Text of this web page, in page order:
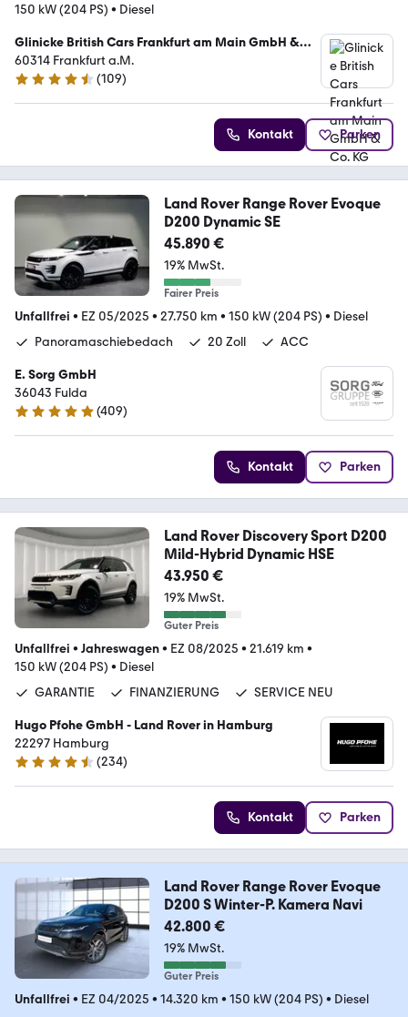
150 kW (204 PS) • Diesel
Glinicke British Cars Frankfurt am Main GmbH &
Co. KG
60314 Frankfurt a.M.
4.5 Sterne
(109)
Kontakt Parken
Land Rover Range Rover Evoque
D200 Dynamic SE
45.890 €
19% MwSt.
Fairer Preis
Unfallfrei • EZ 05/2025 • 27.750 km • 150 kW (204 PS) • Diesel
Panoramaschiebedach
20 Zoll ACC
E. Sorg GmbH
36043 Fulda
4.8 Sterne
(409)
Kontakt Parken
Land Rover Discovery Sport D200
Mild-Hybrid Dynamic HSE
43.950 €
19% MwSt.
Guter Preis
Unfallfrei • Jahreswagen• EZ 08/2025 • 21.619 km •
150 kW (204 PS) • Diesel
GARANTIE
FINANZIERUNG SERVICE NEU
Hugo Pfohe GmbH - Land Rover in Hamburg
22297 Hamburg
4.6 Sterne
(234)
Kontakt Parken
Land Rover Range Rover Evoque
D200 S Winter-P. Kamera Navi
42.800 €
19% MwSt.
Guter Preis
Unfallfrei • EZ 04/2025 • 14.320 km • 150 kW (204 PS) • Diesel